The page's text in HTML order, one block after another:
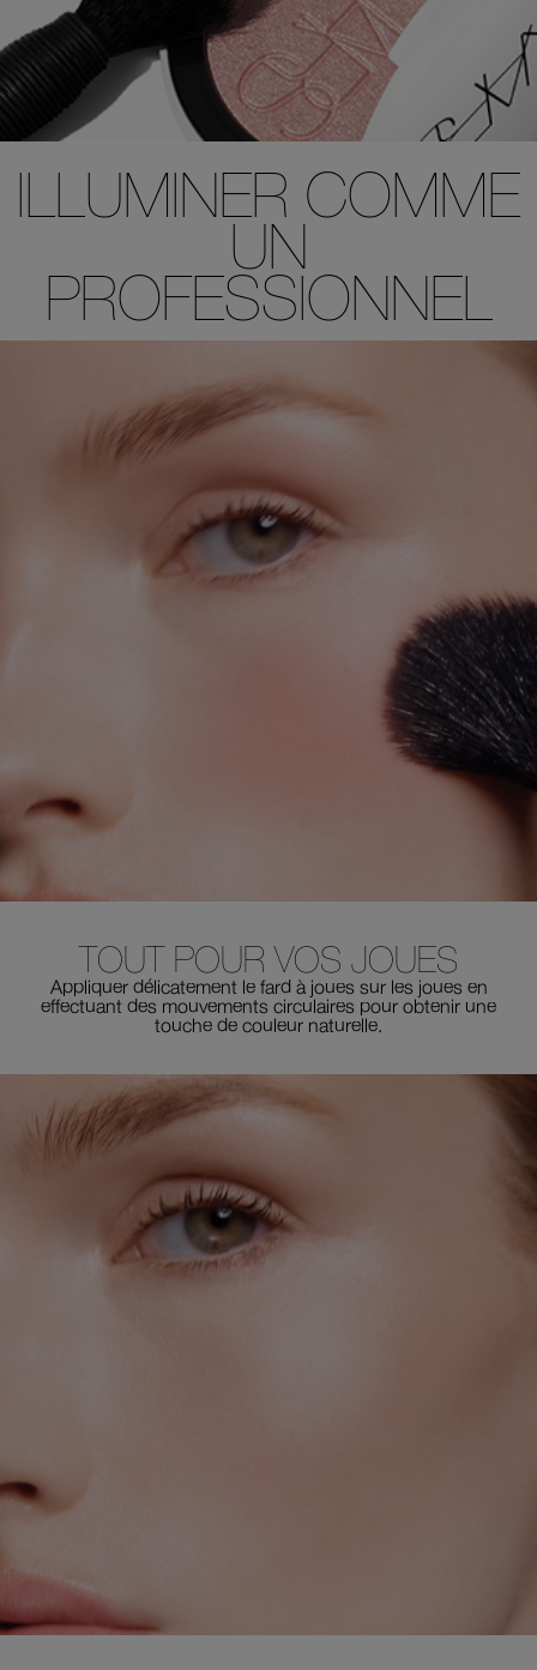
ILLUMINER COMME
UN
PROFESSIONNEL
TOUT POUR VOS JOUES
Appliquer délicatement le fard à joues sur les joues en
effectuant des mouvements circulaires pour obtenir une
touche de couleur naturelle.